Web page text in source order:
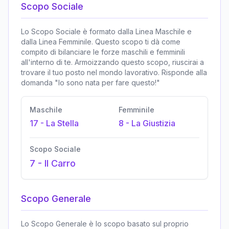
Scopo Sociale
Lo Scopo Sociale è formato dalla Linea Maschile e
dalla Linea Femminile. Questo scopo ti dà come
compito di bilanciare le forze maschili e femminili
all'interno di te. Armoizzando questo scopo, riuscirai a
trovare il tuo posto nel mondo lavorativo. Risponde alla
domanda "Io sono nata per fare questo!"
Maschile
17 - La Stella
Femminile
8 - La Giustizia
Scopo Sociale
7 - Il Carro
Scopo Generale
Lo Scopo Generale è lo scopo basato sul proprio